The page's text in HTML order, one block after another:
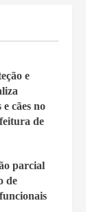
e
cães no
de
parcial
de